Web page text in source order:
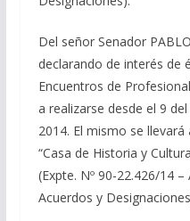
Del señor Senador
declarando de interés de
Encuentros de
a realizarse desde el 9
2014. El mismo se
“Casa de Historia y
(Expte. Nº 90-22.426/14
Acuerdos y